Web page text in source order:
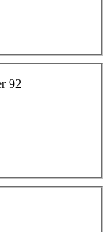
92